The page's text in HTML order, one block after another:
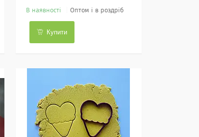
В наявності Оптом і в роздріб
Купити